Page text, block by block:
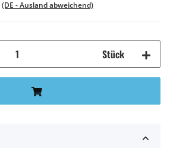
(DE - Ausland abweichend)
Stück